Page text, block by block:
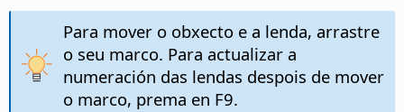
Para mover o obxecto e a lenda, arrastre
o seu marco. Para actualizar a
numeración das lendas despois de mover
o marco, prema en F9.